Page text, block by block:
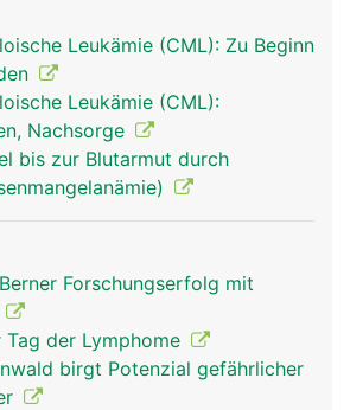
Leukämie (CML): Zu Beginn
Leukämie (CML):
Nachsorge
bis zur Blutarmut durch
Forschungserfolg mit
Tag der Lymphome
birgt Potenzial gefährlicher